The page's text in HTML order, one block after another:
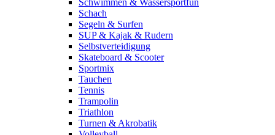
Schach
Segeln & Surfen
SUP & Kajak & Rudern
Selbstverteidigung
Skateboard & Scooter
Sportmix
Tauchen
Tennis
Trampolin
Triathlon
Turnen & Akrobatik